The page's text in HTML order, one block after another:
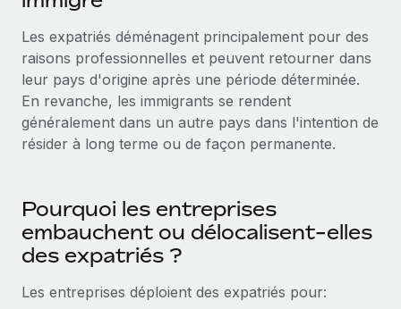
Intégrez vos RH aux flux de travail en toute simplicité
Plateforme
Des fonctions RH clés intégrées pour votre équipe
Connecter
Nouveau
Connectez n'importe quel outil d’IA à Remote grâce à
notre MCP
Rationalisez vos processus avec des outils essentiels
SERVICES
Demandez aux experts
Entreprises intermédiaires
Développez vos équipes avec des solutions RH sur
mesure
Entreprise
Les RH à l’international pour les grandes entreprises
Partenaires stratégiques de la tech
Intégrez les RH à l’international de manière flexible
Devenir partenaire
Explorez avec nous vos opportunités de partenariat
Études de cas
Glossaire RH
Checklists et modèles
Descriptions de postes
Événements
Salle de presse
Données sur les salaires et les talents
Português (Portugal)
日本語
한국어
Les expatriés déménagent principalement pour des
raisons professionnelles et peuvent retourner dans
leur pays d'origine après une période déterminée.
En revanche, les immigrants se rendent
généralement dans un autre pays dans l'intention de
résider à long terme ou de façon permanente.
Pourquoi les entreprises
embauchent ou délocalisent-elles
des expatriés ?
Les entreprises déploient des expatriés pour: